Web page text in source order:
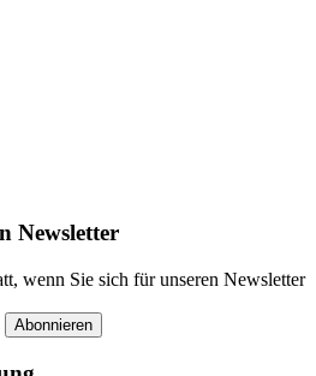
Newsletter
wenn Sie sich für unseren Newsletter
Abonnieren